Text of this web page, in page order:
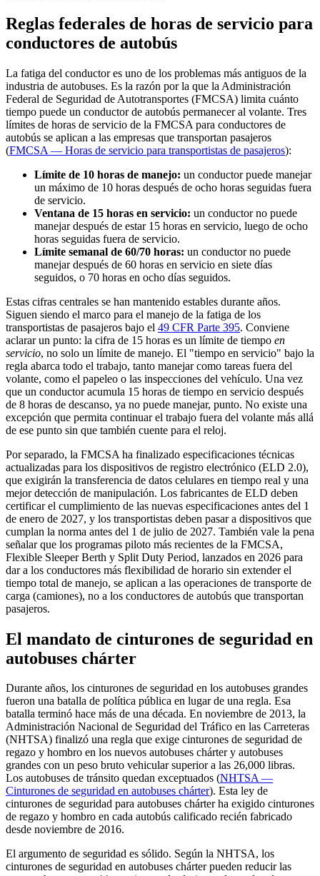
Reglas federales de horas de servicio para
conductores de autobús
La fatiga del conductor es uno de los problemas más antiguos de la
industria de autobuses. Es la razón por la que la Administración
Federal de Seguridad de Autotransportes (FMCSA) limita cuánto
tiempo puede un conductor de autobús permanecer al volante. Tres
límites de horas de servicio de la FMCSA para conductores de
autobús se aplican a las empresas que transportan pasajeros
(FMCSA — Horas de servicio para transportistas de pasajeros):
Límite de 10 horas de manejo: un conductor puede manejar
un máximo de 10 horas después de ocho horas seguidas fuera
de servicio.
Ventana de 15 horas en servicio: un conductor no puede
manejar después de estar 15 horas en servicio, luego de ocho
horas seguidas fuera de servicio.
Límite semanal de 60/70 horas: un conductor no puede
manejar después de 60 horas en servicio en siete días
seguidos, o 70 horas en ocho días seguidos.
Estas cifras centrales se han mantenido estables durante años.
Siguen siendo el marco para el manejo de la fatiga de los
transportistas de pasajeros bajo el 49 CFR Parte 395. Conviene
aclarar un punto: la cifra de 15 horas es un límite de tiempo en
servicio, no solo un límite de manejo. El "tiempo en servicio" bajo la
regla abarca todo el trabajo, tanto manejar como tareas fuera del
volante, como el papeleo o las inspecciones del vehículo. Una vez
que un conductor acumula 15 horas de tiempo en servicio después
de 8 horas de descanso, ya no puede manejar, punto. No existe una
excepción que permita continuar el trabajo fuera del volante más allá
de ese punto sin que también cuente para el reloj.
Por separado, la FMCSA ha finalizado especificaciones técnicas
actualizadas para los dispositivos de registro electrónico (ELD 2.0),
que exigirán la transferencia de datos celulares en tiempo real y una
mejor detección de manipulación. Los fabricantes de ELD deben
certificar el cumplimiento de las nuevas especificaciones antes del 1
de enero de 2027, y los transportistas deben pasar a dispositivos que
cumplan la norma antes del 1 de julio de 2027. También vale la pena
señalar que los programas piloto más recientes de la FMCSA,
Flexible Sleeper Berth y Split Duty Period, lanzados en 2026 para
dar a los conductores más flexibilidad de horario sin extender el
tiempo total de manejo, se aplican a las operaciones de transporte de
carga (camiones), no a los conductores de autobús que transportan
pasajeros.
El mandato de cinturones de seguridad en
autobuses chárter
Durante años, los cinturones de seguridad en los autobuses grandes
fueron una batalla de política pública en lugar de una regla. Esa
batalla terminó hace más de una década. En noviembre de 2013, la
Administración Nacional de Seguridad del Tráfico en las Carreteras
(NHTSA) finalizó una regla que exige cinturones de seguridad de
regazo y hombro en los nuevos autobuses chárter y autobuses
grandes con un peso bruto vehicular superior a las 26,000 libras.
Los autobuses de tránsito quedan exceptuados (NHTSA —
Cinturones de seguridad en autobuses chárter). Esta ley de
cinturones de seguridad para autobuses chárter ha exigido cinturones
de regazo y hombro en cada autobús calificado recién fabricado
desde noviembre de 2016.
El argumento de seguridad es sólido. Según la NHTSA, los
cinturones de seguridad en autobuses chárter pueden reducir las